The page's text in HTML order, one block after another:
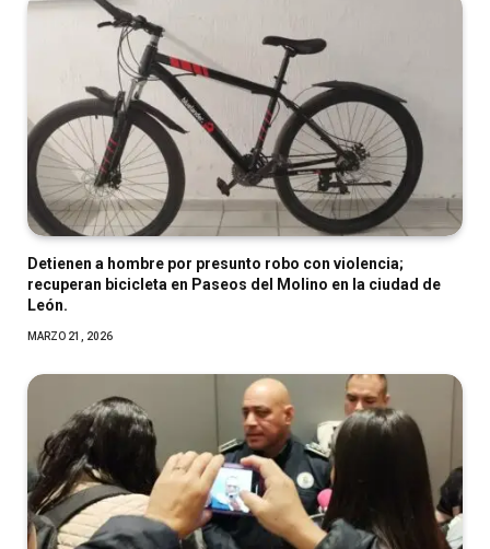
Detienen a hombre por presunto robo con violencia;
recuperan bicicleta en Paseos del Molino en la ciudad de
León.
MARZO 21, 2026